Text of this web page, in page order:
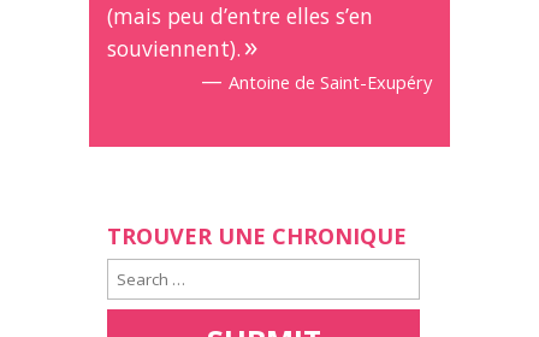
(mais peu d’entre elles s’en
souviennent).
— Antoine de Saint-Exupéry
TROUVER UNE CHRONIQUE